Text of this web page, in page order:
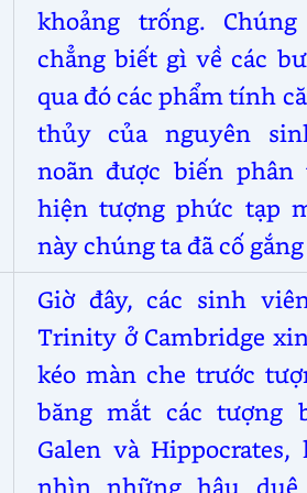
khoảng trống.
chẳng biết gì về các
qua đó các phẩm tính
thủy của nguyên
noãn được biến phân
hiện tượng phức tạp
này chúng ta đã cố
Giờ đây, các sinh
Trinity ở Cambridge
kéo màn che trước
băng mắt các tượng
Galen và
nhìn những hậu